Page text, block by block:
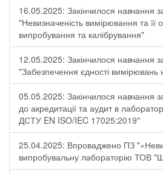
16.05.2025: Закінчилося навчання
"Невизначеність вимірювання та її
випробування та калібрування"
12.05.2025: Закінчилося навчання
"Забезпечення єдності вимірювань
05.05.2025: Закінчилося навчання
до акредитації та аудит в
ДСТУ EN ISO/IEC 17025:2019"
25.04.2025: Впроваджено ПЗ
випробувальну лабораторію ТОВ